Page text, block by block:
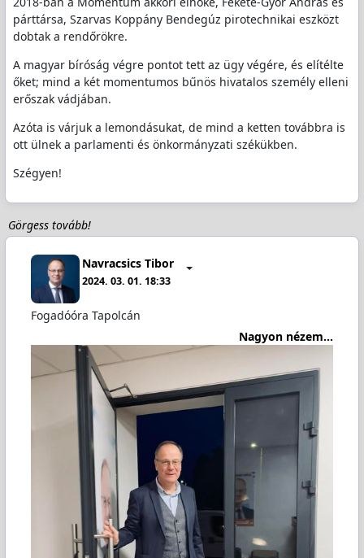
párttársa, Szarvas Koppány Bendegúz pirotechnikai eszközt
dobtak a rendőrökre.
A magyar bíróság végre pontot tett az ügy végére, és elítélte
őket; mind a két momentumos bűnös hivatalos személy elleni
erőszak vádjában.
Azóta is várjuk a lemondásukat, de mind a ketten továbbra is
ott ülnek a parlamenti és önkormányzati székükben.
Szégyen!
Görgess tovább!
Navracsics Tibor
2024. 03. 01. 18:33
Fogadóóra Tapolcán
Nagyon nézem...